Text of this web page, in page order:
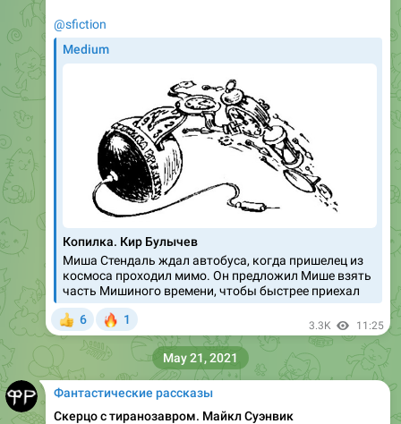
@sfiction
Medium
Копилка. Кир Булычев
Миша Стендаль ждал автобуса, когда пришелец из
космоса проходил мимо. Он предложил Мише взять
часть Мишиного времени, чтобы быстрее приехал
6 1 3.3K 11:25
Фантастические рассказы
Скерцо с тиранозавром. Майкл Суэнвик
May 21, 2021